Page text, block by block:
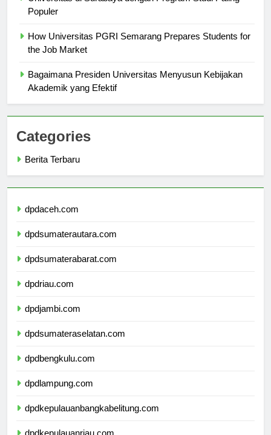
Universitas di Surabaya dengan Program Studi Paling
How Universitas PGRI Semarang Prepares Students for
Bagaimana Presiden Universitas Menyusun Kebijakan
Categories